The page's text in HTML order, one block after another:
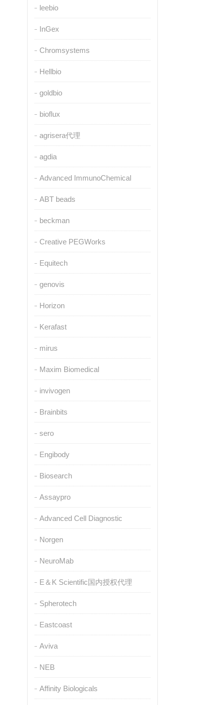
leebio
InGex
Chromsystems
Hellbio
goldbio
bioflux
agrisera代理
agdia
Advanced ImmunoChemical
ABT beads
beckman
Creative PEGWorks
Equitech
genovis
Horizon
Kerafast
mirus
Maxim Biomedical
invivogen
Brainbits
sero
Engibody
Biosearch
Assaypro
Advanced Cell Diagnostic
Norgen
NeuroMab
E＆K Scientific国内授权代理
Spherotech
Eastcoast
Aviva
NEB
Affinity Biologicals